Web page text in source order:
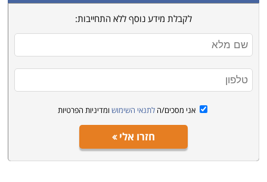
לקבלת מידע נוסף ללא התחייבות:
אני מסכים/ה לתנאי השימוש ומדיניות הפרטיות
חזרו אלי